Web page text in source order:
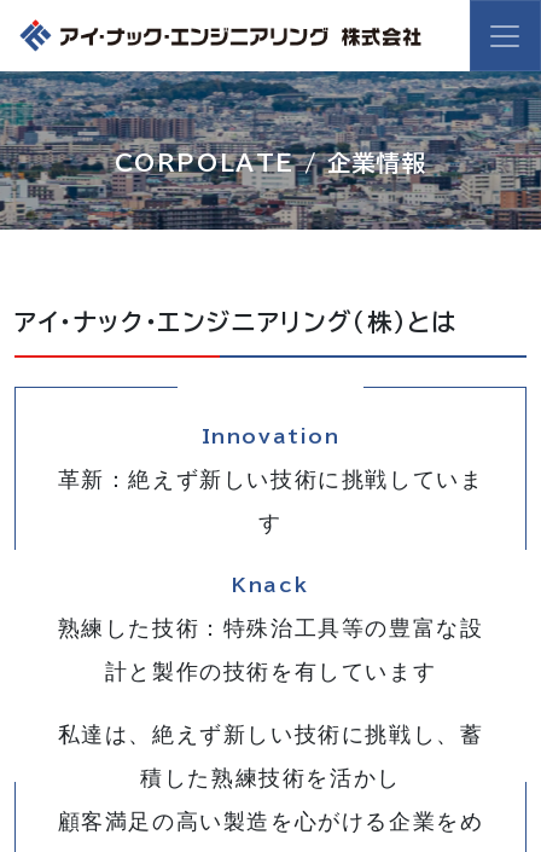
CORPOLATE / 企業情報
アイ・ナック・エンジニアリング（株）とは
Innovation
革新：絶えず新しい技術に挑戦していま
す
Knack
熟練した技術：特殊治工具等の豊富な設
計と製作の技術を有しています
私達は、絶えず新しい技術に挑戦し、蓄
積した熟練技術を活かし
顧客満足の高い製造を心がける企業をめ